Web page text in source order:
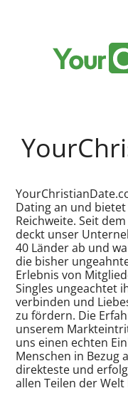
Dating an und
Reichweite. Seit
deckt unser
40 Länder ab und
die bisher
Erlebnis von
Singles ungeachtet
verbinden und
zu fördern. Die
unserem
uns einen echten
Menschen in Bezug
direkteste und
allen Teilen der